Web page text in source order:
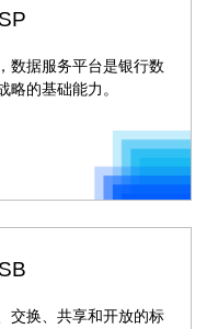
数据服务平台是银行数
的基础能力。
交换、共享和开放的标